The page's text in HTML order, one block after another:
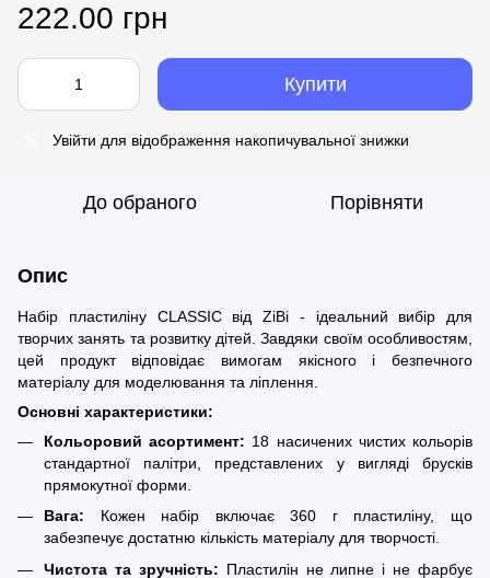
222.00 грн
Купити
Увійти для відображення накопичувальної знижки
До обраного Порівняти
Опис
Набір пластиліну CLASSIC від ZiBi - ідеальний вибір для
творчих занять та розвитку дітей. Завдяки своїм особливостям,
цей продукт відповідає вимогам якісного і безпечного
матеріалу для моделювання та ліплення.
Основні характеристики:
Кольоровий асортимент: 18 насичених чистих кольорів
стандартної палітри, представлених у вигляді брусків
прямокутної форми.
Вага: Кожен набір включає 360 г пластиліну, що
забезпечує достатню кількість матеріалу для творчості.
Чистота та зручність: Пластилін не липне і не фарбує